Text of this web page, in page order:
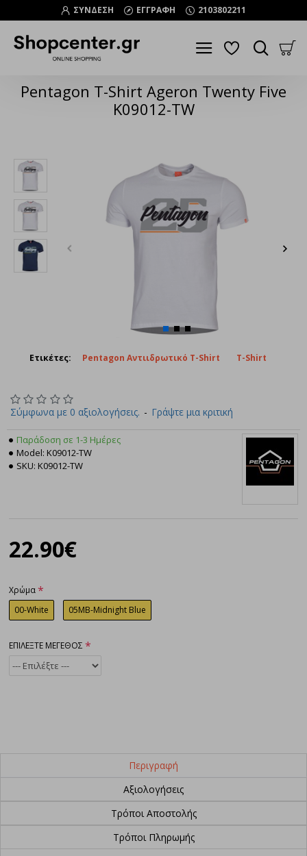
ΣΥΝΔΕΣΗ ΕΓΓΡΑΦΗ 2103802211
Pentagon T-Shirt Ageron Twenty Five
K09012-TW
Ετικέτες: Pentagon Αντιιδρωτικό T-Shirt T-Shirt
Σύμφωνα με 0 αξιολογήσεις. - Γράψτε μια κριτική
22.90€
Παράδοση σε 1-3 Ημέρες
Model: K09012-TW
SKU: K09012-TW
Χρώμα
00-White
05MB-Midnight Blue
ΕΠΙΛΕΞΤΕ ΜΕΓΕΘΟΣ
Περιγραφή
Αξιολογήσεις
Τρόποι Αποστολής
Τρόποι Πληρωμής